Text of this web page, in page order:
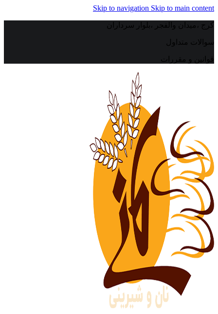
Skip to navigation Skip to main content
کرج ،میدان والفجر ،بلوار سرداران
سوالات متداول
قوانین و مقررات